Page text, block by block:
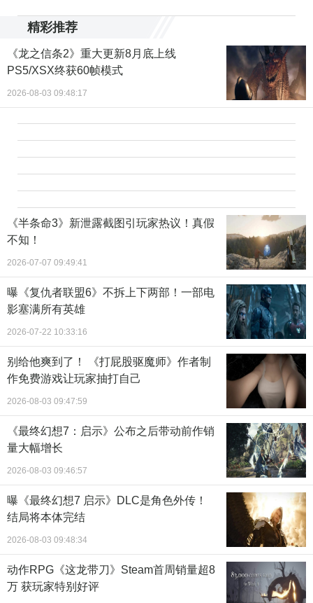
精彩推荐
《龙之信条2》重大更新8月底上线
PS5/XSX终获60帧模式
2026-08-03 09:48:17
《半条命3》新泄露截图引玩家热议！真假
不知！
2026-07-07 09:49:41
曝《复仇者联盟6》不拆上下两部！一部电
影塞满所有英雄
2026-07-22 10:33:16
别给他爽到了！ 《打屁股驱魔师》作者制
作免费游戏让玩家抽打自己
2026-08-03 09:47:59
《最终幻想7：启示》公布之后带动前作销
量大幅增长
2026-08-03 09:46:57
曝《最终幻想7 启示》DLC是角色外传！
结局将本体完结
2026-08-03 09:48:34
动作RPG《这龙带刀》Steam首周销量超8
万 获玩家特别好评